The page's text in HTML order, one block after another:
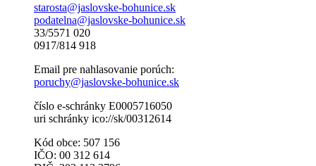
starosta@jaslovske-bohunice.sk
podatelna@jaslovske-bohunice.sk
33/5571 020
0917/814 918
Email pre nahlasovanie porúch:
poruchy@jaslovske-bohunice.sk
číslo e-schránky E0005716050
uri schránky ico://sk/00312614
Kód obce: 507 156
IČO: 00 312 614